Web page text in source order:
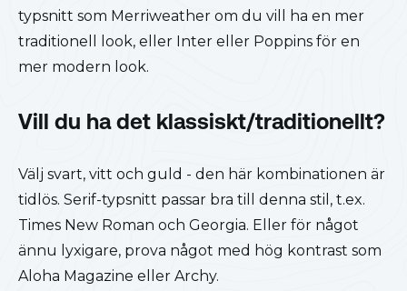
typsnitt som Merriweather om du vill ha en mer
traditionell look, eller Inter eller Poppins för en
mer modern look.
Vill du ha det klassiskt/traditionellt?
Välj svart, vitt och guld - den här kombinationen är
tidlös. Serif-typsnitt passar bra till denna stil, t.ex.
Times New Roman och Georgia. Eller för något
ännu lyxigare, prova något med hög kontrast som
Aloha Magazine eller Archy.